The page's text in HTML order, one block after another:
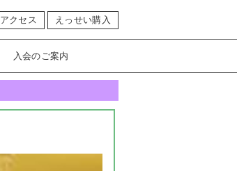
アクセス えっせい購入
入会のご案内